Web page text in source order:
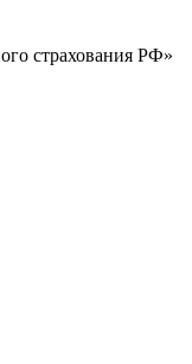
страхования РФ»